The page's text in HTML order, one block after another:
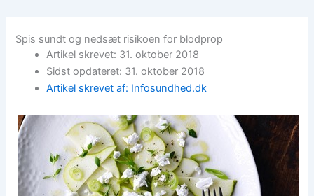
Spis sundt og nedsæt risikoen for blodprop
Artikel skrevet: 31. oktober 2018
Sidst opdateret: 31. oktober 2018
Artikel skrevet af: Infosundhed.dk